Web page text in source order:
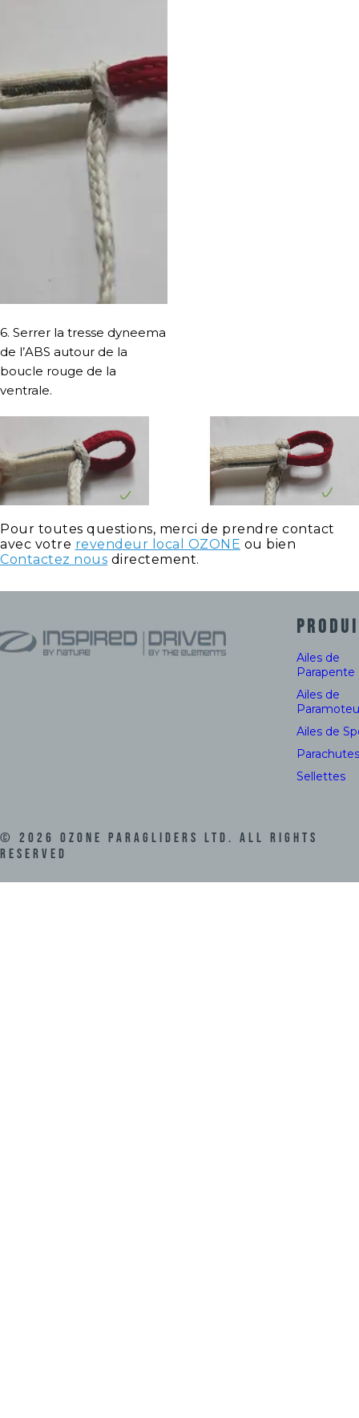
6. Serrer la tresse dyneema
de l’ABS autour de la
boucle rouge de la
ventrale.
Pour toutes questions, merci de prendre contact
avec votre revendeur local OZONE ou bien
Contactez nous directement.
Ailes de
Parapente
Ailes de
Ailes de
Parachutes
Sellettes
© 2026 Ozone Paragliders LTD. All Rights
Reserved